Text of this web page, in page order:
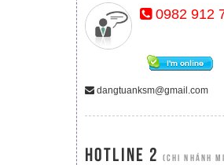
0982 912
dangtuanksm@gmail.com
Hotline 2 (CHI NHÁNH